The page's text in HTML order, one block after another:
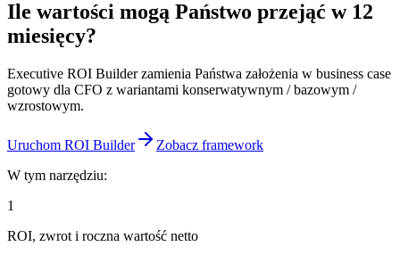
Ile wartości mogą Państwo przejąć w 12
miesięcy?
Executive ROI Builder zamienia Państwa założenia w business case
gotowy dla CFO z wariantami konserwatywnym / bazowym /
wzrostowym.
Uruchom ROI Builder
Zobacz framework
W tym narzędziu:
1
ROI, zwrot i roczna wartość netto